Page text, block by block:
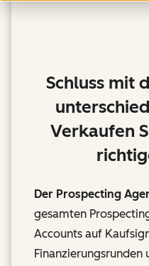
Schluss mit
Verkaufen
Der Prospecting
gesamten
Accounts auf
Finanzierungsrunden